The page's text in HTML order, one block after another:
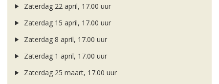
Zaterdag 22 april, 17.00 uur
Zaterdag 15 april, 17.00 uur
Zaterdag 8 april, 17.00 uur
Zaterdag 1 april, 17.00 uur
Zaterdag 25 maart, 17.00 uur